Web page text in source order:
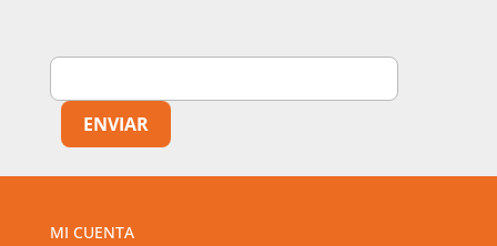
MI CUENTA